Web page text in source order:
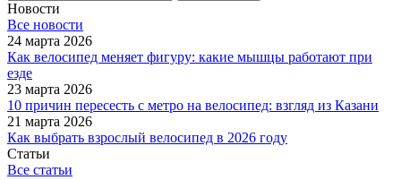
Новости
Все новости
24 марта 2026
Как велосипед меняет фигуру: какие мышцы работают при
езде
23 марта 2026
10 причин пересесть с метро на велосипед: взгляд из Казани
21 марта 2026
Как выбрать взрослый велосипед в 2026 году
Статьи
Все статьи